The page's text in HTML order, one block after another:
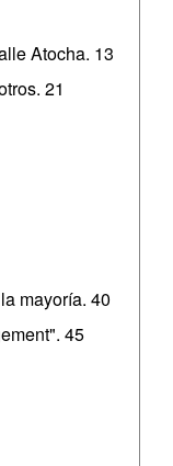
Atocha. 13
21
mayoría. 40
45